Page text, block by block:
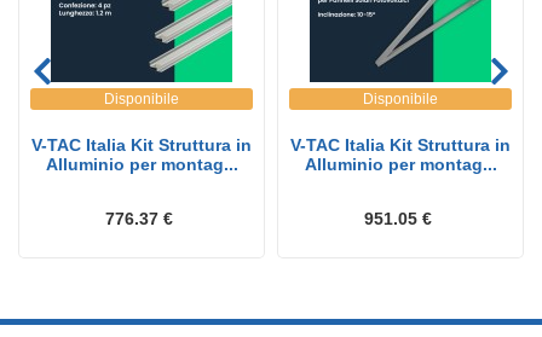
Disponibile
V-TAC Italia Kit Struttura in
Alluminio per montag...
776.37 €
Disponibile
V-TAC Italia Kit Struttura in
Alluminio per montag...
951.05 €